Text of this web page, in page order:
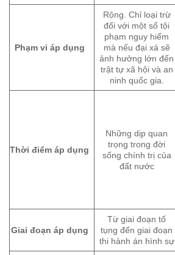
Phạm vi áp dụng
Rộng. Chỉ loại trừ
đối với một số tội
phạm nguy hiểm
mà nếu đại xá sẽ
ảnh hưởng lớn đến
trật tự xã hội và an
ninh quốc gia.
Thời điểm áp dụng
Những dịp quan
trọng trong đời
sống chính trị của
đất nước
Giai đoạn áp dụng
Từ giai đoạn tố
tụng đến giai đoạn
thi hành án hình sự